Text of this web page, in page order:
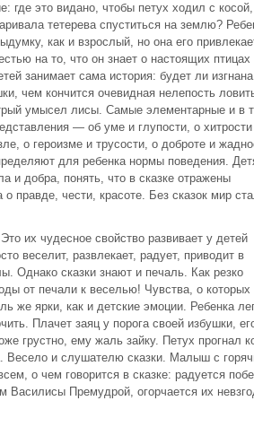
где это видано, чтобы петух ходил с
тетерева спуститься на землю?
как и взрослый, но она его
на то, что он знает о настоящих птицах
занимает сама история: будет ли изгнана
чем кончится очевидная нелепость
умысел лисы. Самые элементарные и в
— об уме и глупости, о
о героизме и трусости, о доброте и
для ребенка нормы поведения.
и добра, понять, что в сказке отражены
о правде, чести, красоте. Без сказок мир
их чудесное свойство развивает у детей
веселит, развлекает, радует, приводит в
Однако сказки знают и печаль. Как резко
от печали к веселью! Чувства, о которых
же ярки, как и дет­ские эмоции. Ребенка
Плачет заяц у порога своей избушки,
грустно, ему жаль зайку. Петух прогнал
Весело и слушателю сказки. Малыш с
о чем говорится в сказке: радуется
Василисы Пре­мудрой, огорчается их